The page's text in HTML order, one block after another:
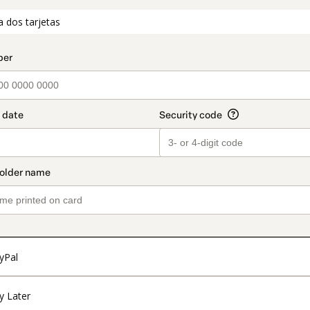
dos tarjetas
Later